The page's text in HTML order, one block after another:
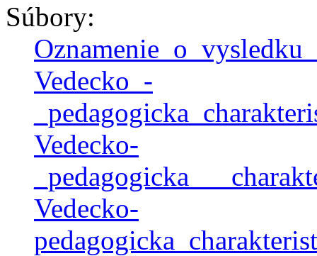
Súbory:
Vedecko_-
Vedecko-
Vedecko-